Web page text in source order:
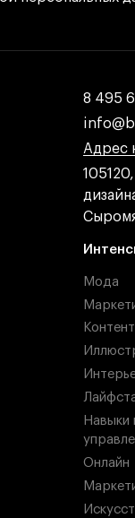
8 495
8 495
Адрес
Адрес
Адрес
Мода
Контент
Навыки
Онлайн